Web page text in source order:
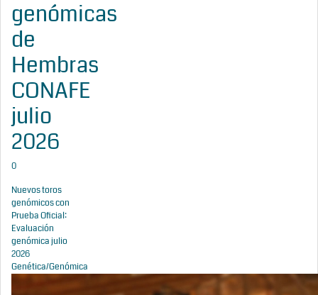
genómicas
de
Hembras
CONAFE
julio
2026
0
Nuevos toros
genómicos con
Prueba Oficial:
Evaluación
genómica julio
2026
Genética/Genómica